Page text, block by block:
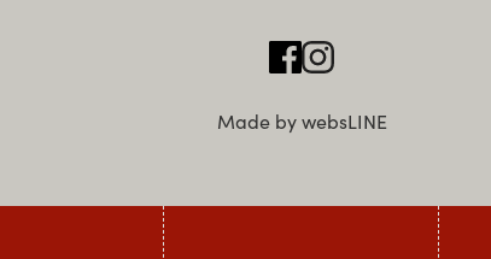
Made by websLINE